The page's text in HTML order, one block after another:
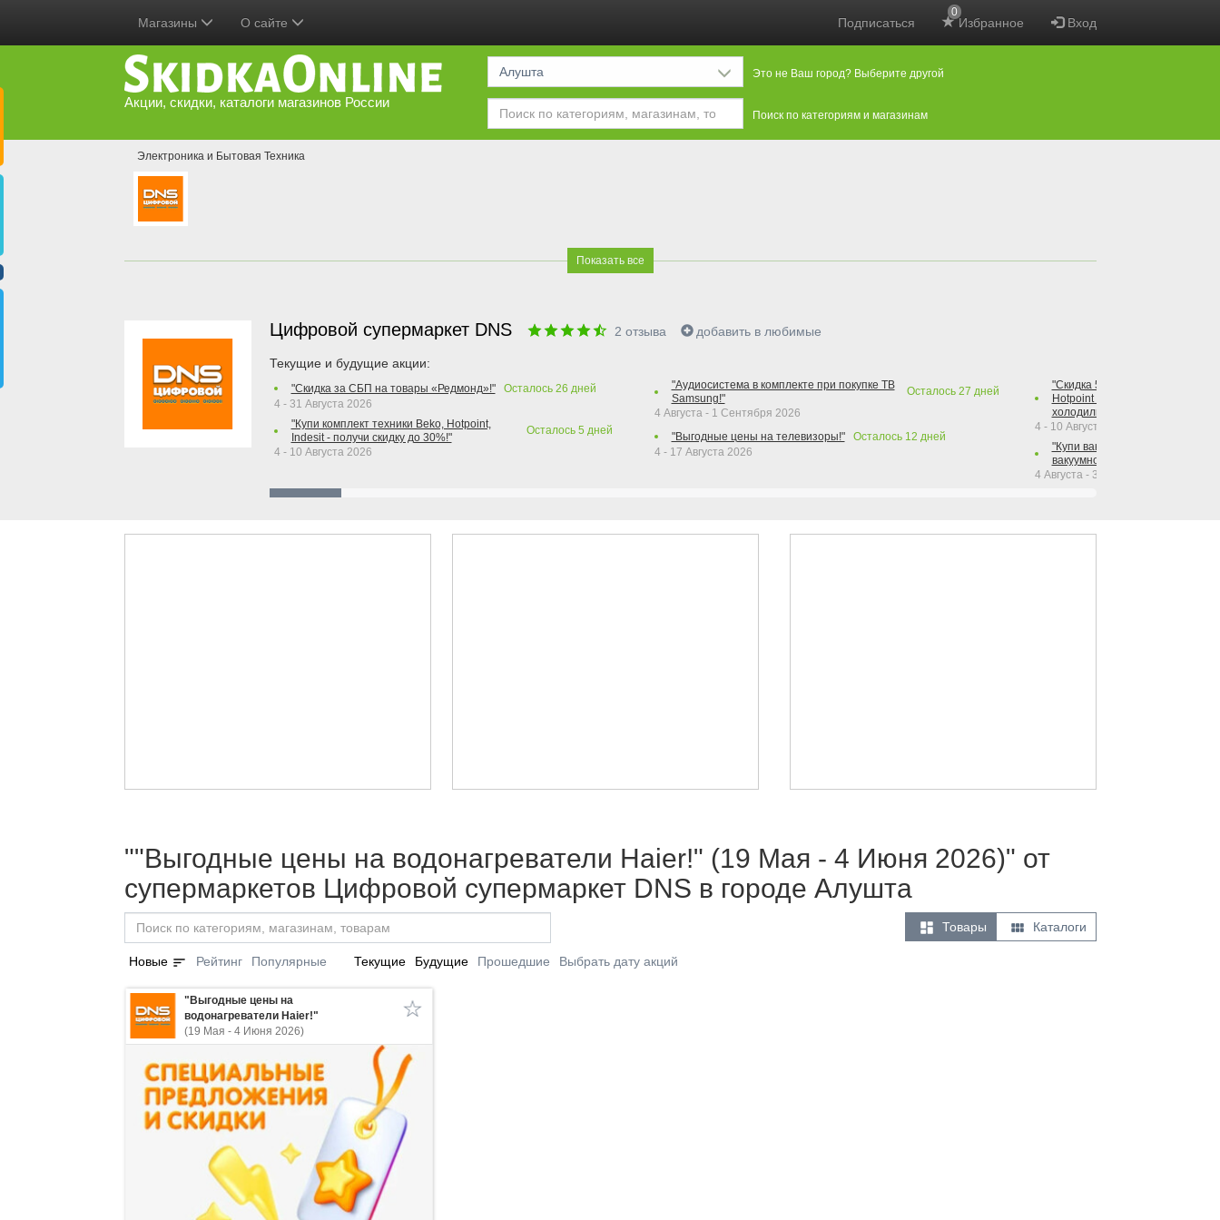
Подписаться Избранное
0
Вход
Магазины О сайте
Акции, скидки, каталоги магазинов России
Алушта Это не Ваш город? Выберите другой
Поиск по категориям и магазинам
Электроника и Бытовая Техника
Показать все
Цифровой супермаркет DNS 2 отзыва добавить в любимые
Текущие и будущие акции:
"Скидка за СБП на товары «Редмонд»!" Осталось 26 дней
4 - 31 Августа 2026
"Купи комплект техники Beko, Hotpoint,
Indesit - получи скидку до 30%!"
Осталось 5 дней
4 - 10 Августа 2026
"Аудиосистема в комплекте при покупке ТВ
Samsung!"
Осталось 27 дней
4 Августа - 1 Сентября 2026
"Выгодные цены на телевизоры!"
Осталось 12 дней
4 - 17 Августа 2026
"Скидка 50% на варочную
Hotpoint при покупке духового
холодильника Hotpoint!"
4 - 10 Августа 2026
"Купи вакуумный упаковщик +
вакуумного упаковщика =
4 Августа - 30 Сентября 2026
""Выгодные цены на водонагреватели Haier!" (19 Мая - 4 Июня 2026)" от
супермаркетов Цифровой супермаркет DNS в городе Алушта
 Товары  Каталоги
Новые sort Рейтинг Популярные Текущие Будущие Прошедшие Выбрать дату акций
"Выгодные цены на
водонагреватели Haier!"
(19 Мая - 4 Июня 2026)